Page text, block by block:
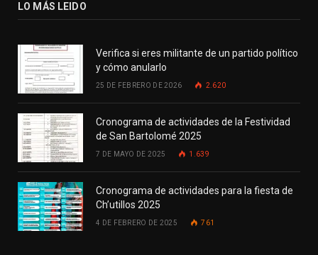
LO MÁS LEIDO
Verifica si eres militante de un partido político
y cómo anularlo
25 DE FEBRERO DE 2026 2.620
Cronograma de actividades de la Festividad
de San Bartolomé 2025
7 DE MAYO DE 2025 1.639
Cronograma de actividades para la fiesta de
Ch’utillos 2025
4 DE FEBRERO DE 2025 761